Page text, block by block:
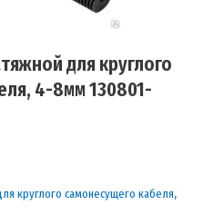
для круглого
4-8мм 130801-